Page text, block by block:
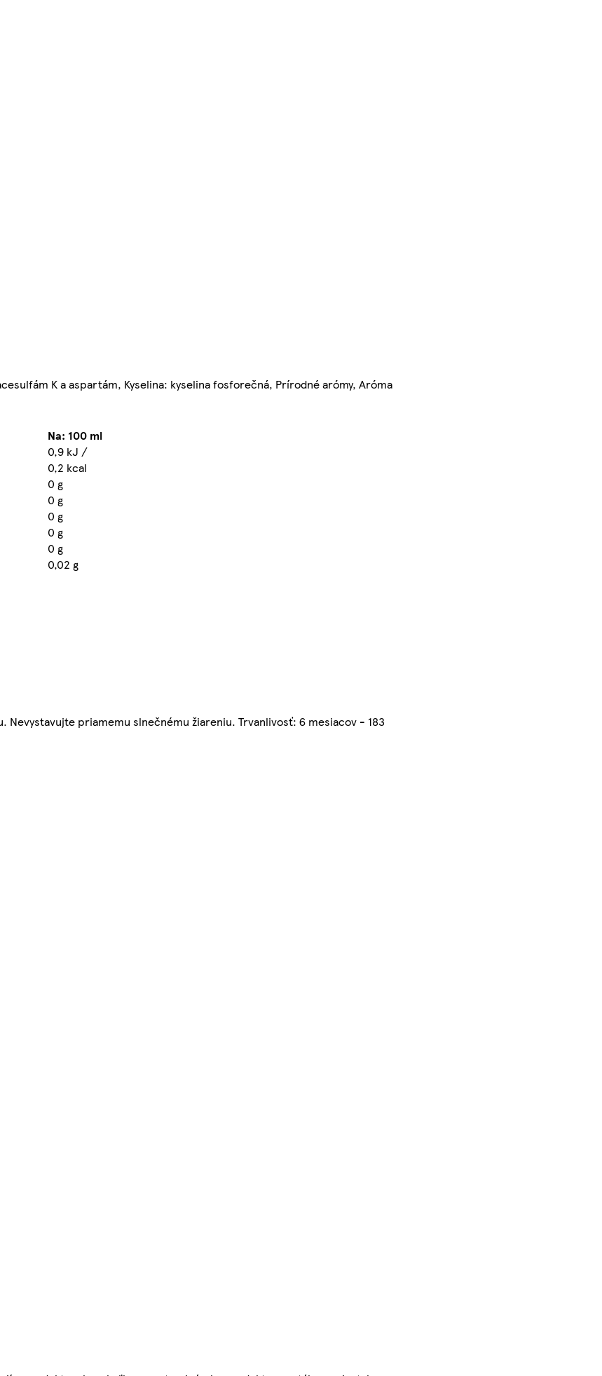
K a aspartám, Kyselina: kyselina fosforečná, Prírodné arómy, Aróma
Na: 100 ml
0,9 kJ /
0,2 kcal
0 g
0 g
0 g
0 g
0 g
0,02 g
priamemu slnečnému žiareniu. Trvanlivosť: 6 mesiacov - 183